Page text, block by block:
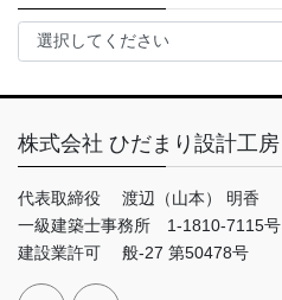
株式会社 ひだまり設計工房
代表取締役 渡辺（山本） 明香
一級建築士事務所 1-1810-7115号
建設業許可 般-27 第50478号